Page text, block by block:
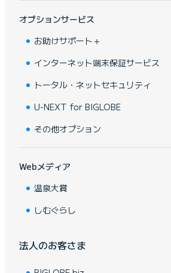
オプションサービス
お助けサポート＋
インターネット端末保証サービス
トータル・ネットセキュリティ
U-NEXT for BIGLOBE
その他オプション
Webメディア
温泉大賞
しむぐらし
法人のお客さま